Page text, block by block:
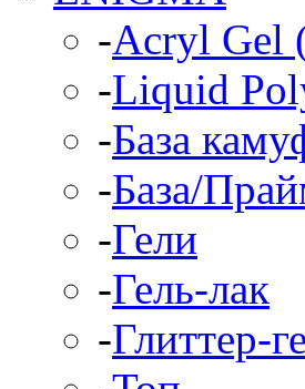
-Acryl Gel
-Liquid
-База
-База/
-Гели
-Гель-лак
-Глиттер-